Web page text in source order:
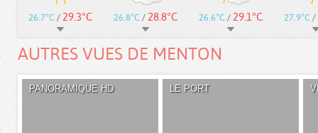
26.7°C / 29.3°C 26.8°C / 28.8°C 26.6°C / 29.1°C 27.9°C /
AUTRES VUES DE MENTON
PANORAMIQUE HD LE PORT